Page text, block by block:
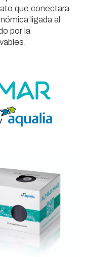
que conectara
ligada al
por la